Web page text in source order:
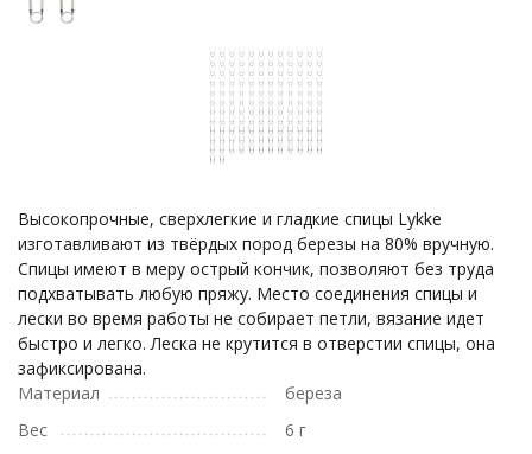
Высокопрочные, сверхлегкие и гладкие спицы Lykke
изготавливают из твёрдых пород березы на 80% вручную.
Спицы имеют в меру острый кончик, позволяют без труда
подхватывать любую пряжу. Место соединения спицы и
лески во время работы не собирает петли, вязание идет
быстро и легко. Леска не крутится в отверстии спицы, она
зафиксирована.
Материал
береза
Вес
6 г